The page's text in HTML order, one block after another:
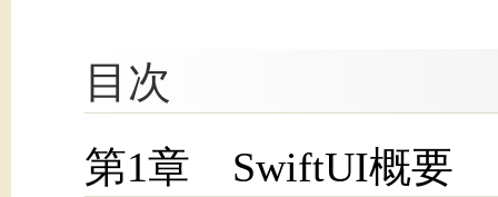
目次
第1章 SwiftUI概要